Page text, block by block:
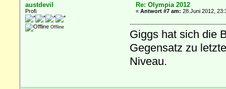
austdevil
Profi
Offline
Re: Olympia 2012
«Antwort #7 am: 28.Juni 2012,
Giggs hat sich die
Gegensatz zu
Niveau.